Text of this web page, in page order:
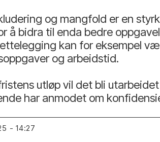
og mangfold er en
å bidra til enda bedre
kan for eksempel
og arbeidstid.
utløp vil det bli
har anmodet om
- 14:27